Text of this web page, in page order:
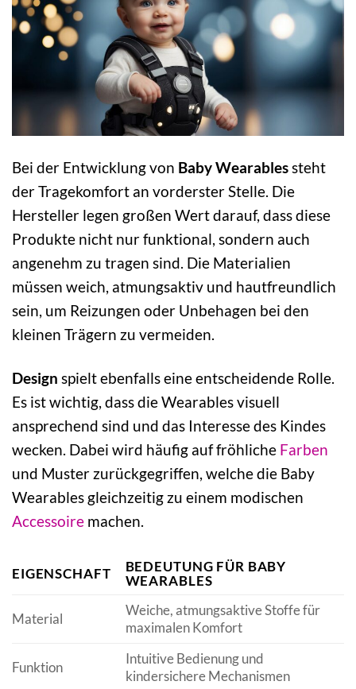
Bei der Entwicklung von Baby Wearablessteht
der Tragekomfort an vorderster Stelle. Die
Hersteller legen großen Wert darauf, dass diese
Produkte nicht nur funktional, sondern auch
angenehm zu tragen sind. Die Materialien
müssen weich, atmungsaktiv und hautfreundlich
sein, um Reizungen oder Unbehagen bei den
kleinen Trägern zu vermeiden.
Design spielt ebenfalls eine entscheidende Rolle.
Es ist wichtig, dass die Wearables visuell
ansprechend sind und das Interesse des Kindes
wecken. Dabei wird häufig auf fröhliche Farben
und Muster zurückgegriffen, welche die Baby
Wearables gleichzeitig zu einem modischen
Accessoire machen.
EIGENSCHAFT
BEDEUTUNG FÜR BABY
WEARABLES
Material
Weiche, atmungsaktive Stoffe für
maximalen Komfort
Funktion
Intuitive Bedienung und
kindersichere Mechanismen